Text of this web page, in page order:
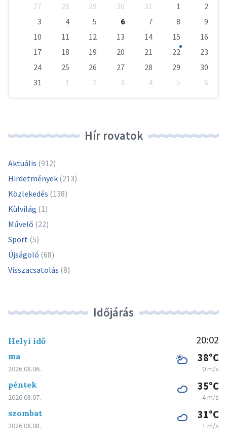
calendar
27 28 29 30 31 1
2
3
4 5 6 7 8
9
10
11 12 13 14 15
16
17
18 19 20 21 22
23
24
25 26 27 28 29
30
31
1 2 3 4 5
6
Hír rovatok
Aktuális (912)
Hirdetmények (213)
Közlekedés (138)
Külvilág (1)
Művelő (22)
Sport (5)
Újságoló (68)
Visszacsatolás (8)
Időjárás
Helyi idő 20:02
ma
2026.08.06.
38°C
0 m/s
péntek
2026.08.07.
35°C
4 m/s
szombat
2026.08.08.
31°C
1 m/s